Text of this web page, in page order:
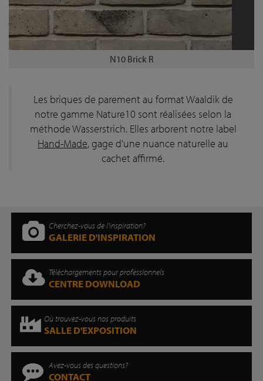
N10 Brick R
Les briques de parement au format Waaldik de
notre gamme Nature10 sont réalisées selon la
méthode Wasserstrich. Elles arborent notre label
Hand-Made, gage d'une nuance naturelle au
cachet affirmé.
Cherchez-vous de l'inspiration?
GALERIE D'INSPIRATION
Téléchargements pour professionnels
CENTRE DOWNLOAD
Où trouvez-vous nos produits
SALLE D'EXPOSITION
Avez-vous des questions?
CONTACT